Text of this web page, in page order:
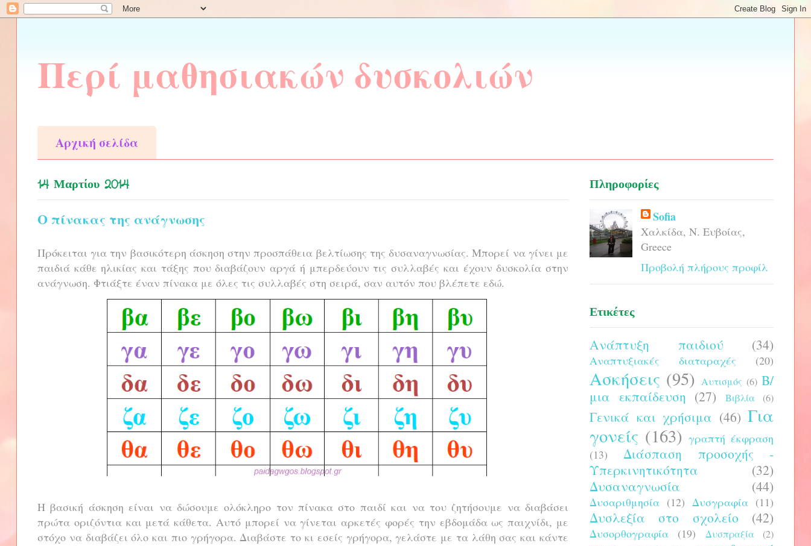
Περί μαθησιακών δυσκολιών
Αρχική σελίδα
14 Μαρτίου 2014
Ο πίνακας της ανάγνωσης
Πρόκειται για την βασικότερη άσκηση στην προσπάθεια βελτίωσης της δυσαναγνωσίας. Μπορεί να γίνει με
παιδιά κάθε ηλικίας και τάξης που διαβάζουν αργά ή μπερδεύουν τις συλλαβές και έχουν δυσκολία στην
ανάγνωση. Φτιάξτε έναν πίνακα με όλες τις συλλαβές στη σειρά, σαν αυτόν που βλέπετε εδώ.
Η βασική άσκηση είναι να δώσουμε ολόκληρο τον πίνακα στο παιδί και να του ζητήσουμε να διαβάσει
πρώτα οριζόντια και μετά κάθετα. Αυτό μπορεί να γίνεται αρκετές φορές την εβδομάδα ως παιχνίδι, με
στόχο να διαβάζει όλο και πιο γρήγορα. Διαβάστε το κι εσείς γρήγορα, γελάστε με τα λάθη σας και κάντε
Πληροφορίες
Sofia
Χαλκίδα, Ν. Ευβοίας,
Greece
Προβολή πλήρους προφίλ
Ετικέτες
Ανάπτυξη παιδιού
(34)
Αναπτυξιακές διαταραχές (20)
Ασκήσεις (95) Αυτισμός (6) Β/
μια εκπαίδευση (27) Βιβλία (6)
Γενικά και χρήσιμα (46) Για
γονείς (163) γραπτή έκφραση
(13)
Διάσπαση προσοχής -
Υπερκινητικότητα
(32)
Δυσαναγνωσία
(44)
Δυσαριθμησία (12) Δυσγραφία (11)
Δυσλεξία στο σχολείο (42)
Δυσορθογραφία (19) Δυσπραξία
(2)